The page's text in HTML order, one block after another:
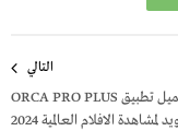
التالي
تحميل تطبيق ORCA PRO PLUS
للاندرويد لمشاهدة الافلام العالمية 2024